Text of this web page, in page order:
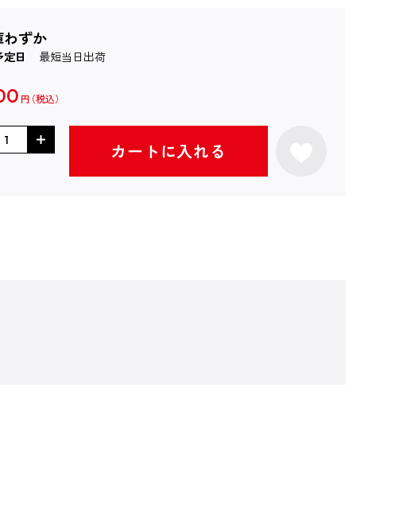
ずか
日 最短当日出荷
円
カートに入れる